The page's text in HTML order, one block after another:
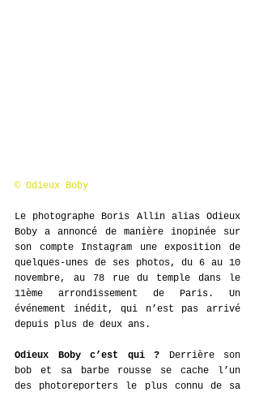
© Odieux Boby
Le photographe Boris Allin alias Odieux
Boby a annoncé de manière inopinée sur
son compte Instagram une exposition de
quelques-unes de ses photos, du 6 au 10
novembre, au 78 rue du temple dans le
11ème arrondissement de Paris. Un
événement inédit, qui n’est pas arrivé
depuis plus de deux ans.
Odieux Boby c’est qui ?
Derrière son
bob et sa barbe rousse se cache l’un
des photoreporters le plus connu de sa